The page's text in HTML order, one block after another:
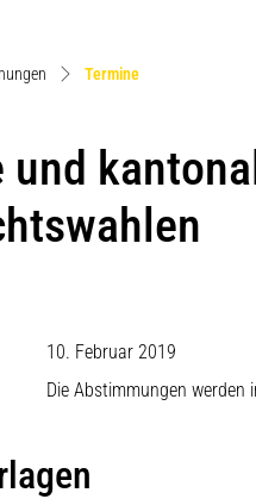
Termine(ausgewählt)
und
10. Februar 2019
Die Abstimmungen werden